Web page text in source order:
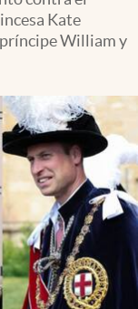
Kate
William y